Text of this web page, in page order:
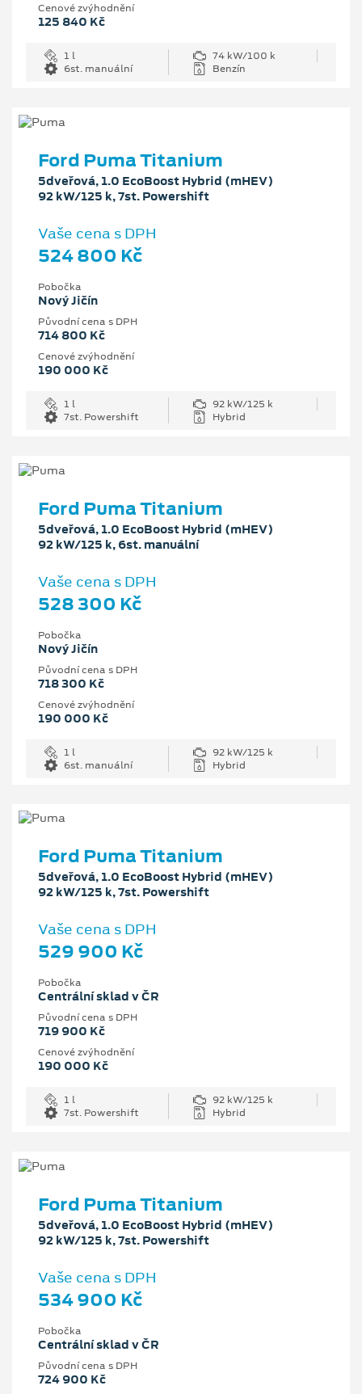
Cenové zvýhodnění
125 840 Kč
1 l
74 kW/100 k
6st. manuální
Benzín
Ford Puma Titanium
5dveřová, 1.0 EcoBoost Hybrid (mHEV)
92 kW/125 k, 7st. Powershift
Vaše cena s DPH
524 800 Kč
Pobočka
Nový Jičín
Původní cena s DPH
714 800 Kč
Cenové zvýhodnění
190 000 Kč
1 l
92 kW/125 k
7st. Powershift
Hybrid
Ford Puma Titanium
5dveřová, 1.0 EcoBoost Hybrid (mHEV)
92 kW/125 k, 6st. manuální
Vaše cena s DPH
528 300 Kč
Pobočka
Nový Jičín
Původní cena s DPH
718 300 Kč
Cenové zvýhodnění
190 000 Kč
1 l
92 kW/125 k
6st. manuální
Hybrid
Ford Puma Titanium
5dveřová, 1.0 EcoBoost Hybrid (mHEV)
92 kW/125 k, 7st. Powershift
Vaše cena s DPH
529 900 Kč
Pobočka
Centrální sklad v ČR
Původní cena s DPH
719 900 Kč
Cenové zvýhodnění
190 000 Kč
1 l
92 kW/125 k
7st. Powershift
Hybrid
Ford Puma Titanium
5dveřová, 1.0 EcoBoost Hybrid (mHEV)
92 kW/125 k, 7st. Powershift
Vaše cena s DPH
534 900 Kč
Pobočka
Centrální sklad v ČR
Původní cena s DPH
724 900 Kč